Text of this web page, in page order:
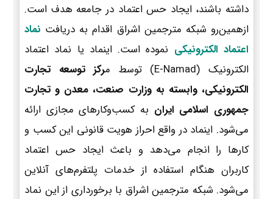
داشته باشند، ایجاد حس اعتماد در جامعه هدف است.
ازهمین‌رو شبکه مترجمین اشراق اقدام به دریافت نماد
اعتماد الکترونیکی نموده است. اینماد یا نماد اعتماد
الکترونیک (E-Namad) توسط م
رکز توسعه تجارت
الکترونیکی، وابسته به وزارت صنعت، معدن و تجارت
جمهوری اسلامی ایران به کسب‌وکارهای مجازی ارائه
می‌شود. اینماد در واقع احراز هویت قانونی این کسب و
کارها را انجام می‌دهد و باعث ایجاد حس اعتماد
کاربران هنگام استفاده از خدمات پلتفرم‌های آنلاین
می‌شود. شبکه مترجمین اشراق با برخورداری از این نماد